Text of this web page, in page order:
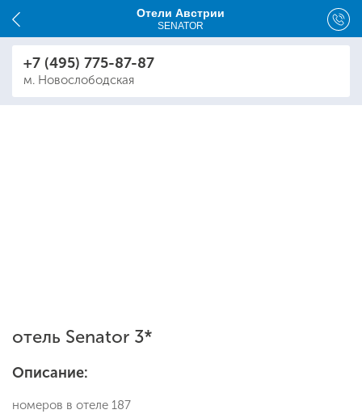
Отели Австрии
SENATOR
+7 (495) 775-87-87
м. Новослободская
отель Senator 3*
Описание:
номеров в отеле 187